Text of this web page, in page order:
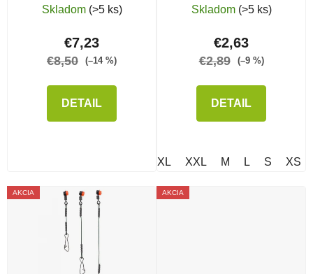
Coastlock Snap
Skladom (>5 ks)
€7,23
€8,50 (–14 %)
DETAIL
Snad, 10 ks
Skladom (>5 ks)
€2,63
€2,89 (–9 %)
DETAIL
XL XXL M L S XS
AKCIA AKCIA